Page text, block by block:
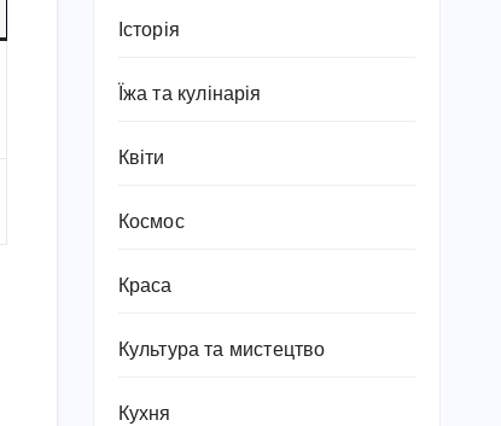
Історія
Їжа та кулінарія
Квіти
Космос
Краса
Культура та мистецтво
Кухня